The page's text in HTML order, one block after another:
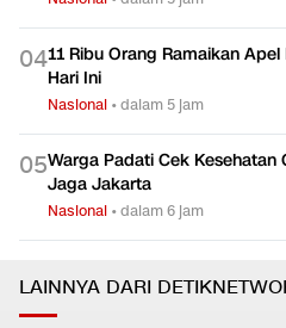
0411 Ribu Orang Ramaikan
Hari Ini
Nasional •dalam 5 jam
05Warga Padati Cek
Jaga Jakarta
Nasional •dalam 6 jam
LAINNYA DARI